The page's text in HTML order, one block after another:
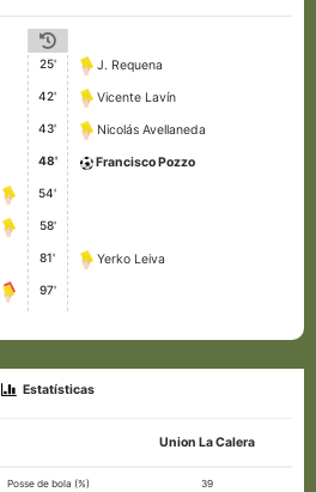
25' J. Requena
42' Vicente Lavín
43' Nicolás Avellaneda
48' Francisco Pozzo
54'
58'
81' Yerko Leiva
97'
Estatísticas
Union La Calera
Posse de bola (%) 39